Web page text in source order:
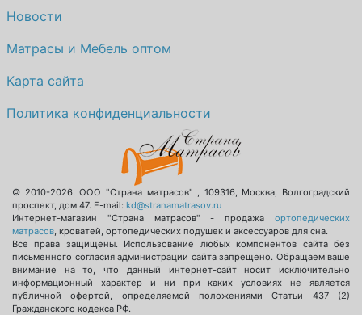
Новости
Матрасы и Мебель оптом
Карта сайта
Политика конфиденциальности
© 2010-2026.ООО "Страна матрасов" , 109316, Москва, Волгоградский
проспект, дом 47. E-mail: kd@stranamatrasov.ru
Интернет-магазин "Страна матрасов" - продажа ортопедических
матрасов, кроватей, ортопедических подушек и аксессуаров для сна.
Все права защищены. Использование любых компонентов сайта без
письменного согласия администрации сайта запрещено. Обращаем ваше
внимание на то, что данный интернет-сайт носит исключительно
информационный характер и ни при каких условиях не является
публичной офертой, определяемой положениями Статьи 437 (2)
Гражданского кодекса РФ.